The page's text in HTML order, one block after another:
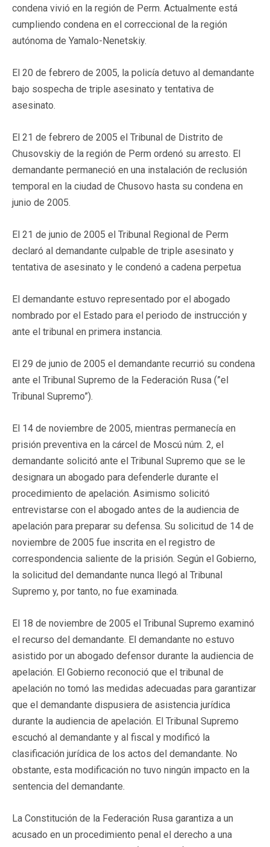
condena vivió en la región de Perm. Actualmente está
cumpliendo condena en el correccional de la región
autónoma de Yamalo-Nenetskiy.
El 20 de febrero de 2005, la policía detuvo al demandante
bajo sospecha de triple asesinato y tentativa de
asesinato.
El 21 de febrero de 2005 el Tribunal de Distrito de
Chusovskiy de la región de Perm ordenó su arresto. El
demandante permaneció en una instalación de reclusión
temporal en la ciudad de Chusovo hasta su condena en
junio de 2005.
El 21 de junio de 2005 el Tribunal Regional de Perm
declaró al demandante culpable de triple asesinato y
tentativa de asesinato y le condenó a cadena perpetua
El demandante estuvo representado por el abogado
nombrado por el Estado para el periodo de instrucción y
ante el tribunal en primera instancia.
El 29 de junio de 2005 el demandante recurrió su condena
ante el Tribunal Supremo de la Federación Rusa (”el
Tribunal Supremo”).
El 14 de noviembre de 2005, mientras permanecía en
prisión preventiva en la cárcel de Moscú núm. 2, el
demandante solicitó ante el Tribunal Supremo que se le
designara un abogado para defenderle durante el
procedimiento de apelación. Asimismo solicitó
entrevistarse con el abogado antes de la audiencia de
apelación para preparar su defensa. Su solicitud de 14 de
noviembre de 2005 fue inscrita en el registro de
correspondencia saliente de la prisión. Según el Gobierno,
la solicitud del demandante nunca llegó al Tribunal
Supremo y, por tanto, no fue examinada.
El 18 de noviembre de 2005 el Tribunal Supremo examinó
el recurso del demandante. El demandante no estuvo
asistido por un abogado defensor durante la audiencia de
apelación. El Gobierno reconoció que el tribunal de
apelación no tomó las medidas adecuadas para garantizar
que el demandante dispusiera de asistencia jurídica
durante la audiencia de apelación. El Tribunal Supremo
escuchó al demandante y al fiscal y modificó la
clasificación jurídica de los actos del demandante. No
obstante, esta modificación no tuvo ningún impacto en la
sentencia del demandante.
La Constitución de la Federación Rusa garantiza a un
acusado en un procedimiento penal el derecho a una